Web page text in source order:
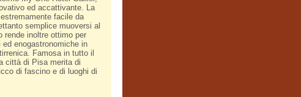
ed accattivante. La
facile da
semplice muoversi al
rende inoltre ottimo per
eno­gastronomiche in
Famosa in tutto il
città di Pisa merita di
di fascino e di luoghi di